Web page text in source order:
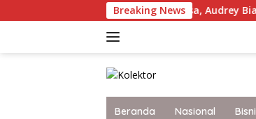
ke
Breaking News
Nama Bangsa, Audrey Bianca Bertolak
Beranda Nasional